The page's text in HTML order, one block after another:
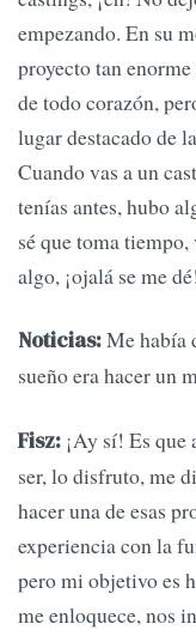
empezando. En su
proyecto tan
de todo corazón,
lugar destacado de
Cuando vas a un
tenías antes, hubo
sé que toma
algo, ¡ojalá se me dé!
Noticias:Me había
sueño era hacer un
Fisz: ¡Ay sí! Es
ser, lo disfruto, me
hacer una de esas
experiencia con la
pero mi objetivo es
me enloquece, nos